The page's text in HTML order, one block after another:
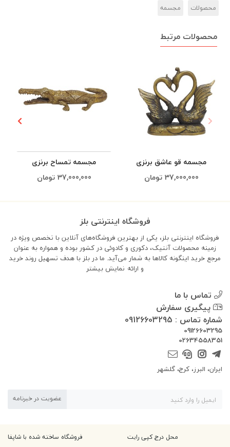
محصولات مجسمه‌
محصولات مرتبط
مجسمه قو عاشق برنزی
37,000,000 تومان
مجسمه تمساح برنزی
37,000,000 تومان
فروشگاه اینترنتی بلز
فروشگاه اینترنتی بلز، یکی از بهترین فروشگاه‌های آنلاین با تخصص ویژه در
زمینه محصولات آنتیک، دکوری و کادوئی در کشور بوده و همواره به عنوان
مرجع خرید اینگونه کالاها به شمار می‌آید. ما در بلز با هدف تسهیل روند خرید
و ارائه نمایش بیشتر
تماس با ما
پیگیری سفارش
شماره تماس : 09126603295
09126603295
02634558351
ایران، البرز، کرج، گلشهر
عضویت در خبرنامه
فروشگاه ساخته شده با شاپفا محل درج کپی رایت